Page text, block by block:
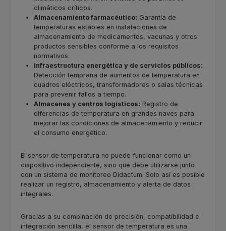
climáticos críticos.
Almacenamiento farmacéutico: Garantía de
temperaturas estables en instalaciones de
almacenamiento de medicamentos, vacunas y otros
productos sensibles conforme a los requisitos
normativos.
Infraestructura energética y de servicios públicos:
Detección temprana de aumentos de temperatura en
cuadros eléctricos, transformadores o salas técnicas
para prevenir fallos a tiempo.
Almacenes y centros logísticos: Registro de
diferencias de temperatura en grandes naves para
mejorar las condiciones de almacenamiento y reducir
el consumo energético.
El sensor de temperatura no puede funcionar como un
dispositivo independiente, sino que debe utilizarse junto
con un sistema de monitoreo Didactum. Solo así es posible
realizar un registro, almacenamiento y alerta de datos
integrales.
Gracias a su combinación de precisión, compatibilidad e
integración sencilla, el sensor de temperatura es una